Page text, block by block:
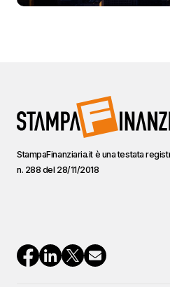
StampaFinanziaria.it è una testata
n. 288 del 28/11/2018